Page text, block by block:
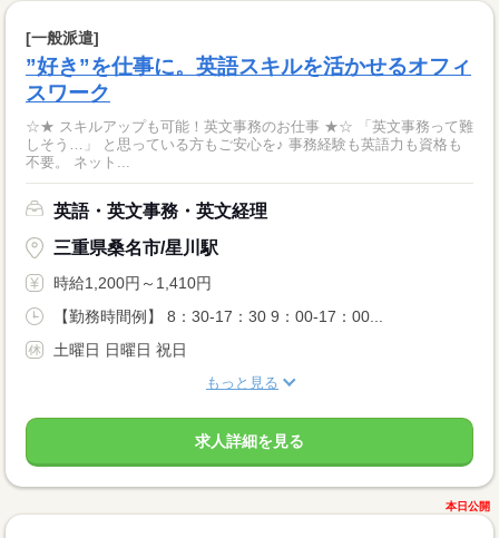
[一般派遣]
”好き”を仕事に。英語スキルを活かせるオフィ
スワーク
☆★ スキルアップも可能！英文事務のお仕事 ★☆ 「英文事務って難
しそう…」 と思っている方もご安心を♪ 事務経験も英語力も資格も
不要。 ネット...
英語・英文事務・英文経理
三重県桑名市/星川駅
時給1,200円～1,410円
【勤務時間例】 8：30-17：30 9：00-17：00...
土曜日 日曜日 祝日
もっと見る
求人詳細を見る
本日公開